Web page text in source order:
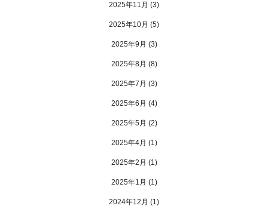
2025年11月 (3)
2025年10月 (5)
2025年9月 (3)
2025年8月 (8)
2025年7月 (3)
2025年6月 (4)
2025年5月 (2)
2025年4月 (1)
2025年2月 (1)
2025年1月 (1)
2024年12月 (1)